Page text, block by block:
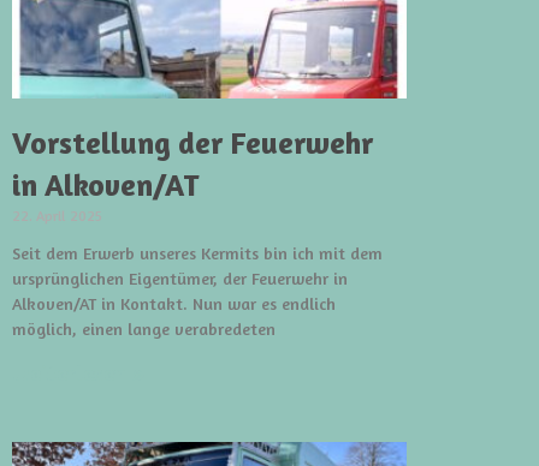
Vorstellung der Feuerwehr
in Alkoven/AT
22. April 2025
Seit dem Erwerb unseres Kermits bin ich mit dem
ursprünglichen Eigentümer, der Feuerwehr in
Alkoven/AT in Kontakt. Nun war es endlich
möglich, einen lange verabredeten